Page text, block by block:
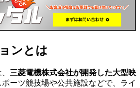
ンとは
三菱電機株式会社が開発した大型映
ーツ競技場や公共施設などで、ライ